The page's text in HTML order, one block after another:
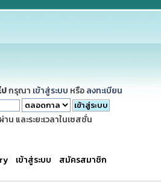
กรุณา เข้าสู่ระบบ หรือ ลงทะเบียน
และระยะเวลาในเซสชั่น
เข้าสู่ระบบ สมัครสมาชิก